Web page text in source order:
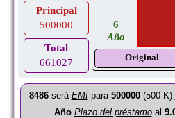
Principal
500000
Total
661027
6
Año
Original
8486será EMIpara 500000(500 K)
Año Plazo del préstamoal